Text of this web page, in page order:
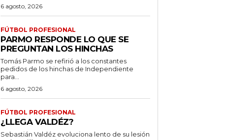
6 agosto, 2026
FÚTBOL PROFESIONAL
PARMO RESPONDE LO QUE SE
PREGUNTAN LOS HINCHAS
Tomás Parmo se refirió a los constantes
pedidos de los hinchas de Independiente
para...
6 agosto, 2026
FÚTBOL PROFESIONAL
¿LLEGA VALDÉZ?
Sebastián Valdéz evoluciona lento de su lesión